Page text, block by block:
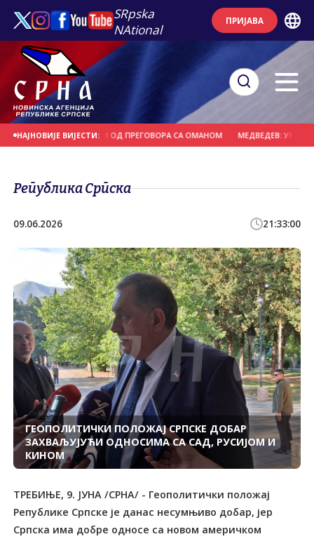
SRpska
NAtional
ПРИЈАВА
НАЈНОВИЈЕ ВИЈЕСТИ:
НЕ ЗАВИСИ ОД ПРЕГОВОРА СА ОМАНОМ МЕДВЕДЕВ: УКРАЈИНА
Република Српска
09.06.2026 21:33:00
ГЕОПОЛИТИЧКИ ПОЛОЖАЈ СРПСКЕ ДОБАР
ЗАХВАЉУЈУЋИ ОДНОСИМА СА САД, РУСИЈОМ И
КИНОМ
ТРЕБИЊЕ, 9. ЈУНА /СРНА/ - Геополитички положај
Републике Српске је данас несумњиво добар, јер
Српска има добре односе са новом америчком